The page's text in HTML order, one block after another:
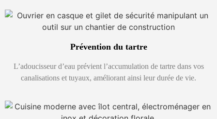
Prévention du tartre
L’adoucisseur d’eau prévient l’accumulation de tartre dans vos
canalisations et tuyaux, améliorant ainsi leur durée de vie.